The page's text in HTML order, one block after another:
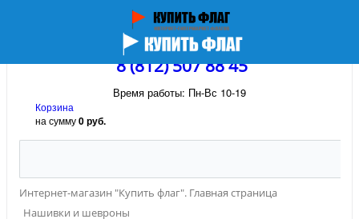
8 (812) 507 88 45
Время работы: Пн-Вс 10-19
Корзина
на сумму0 руб.
Интернет-магазин "Купить флаг". Главная страница
Нашивки и шевроны